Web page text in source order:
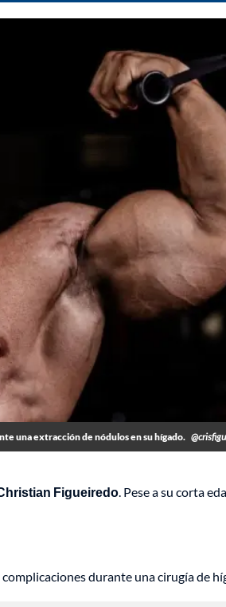
una extracción de nódulos en su hígado.
Figueiredo. Pese a su corta
durante una cirugía de